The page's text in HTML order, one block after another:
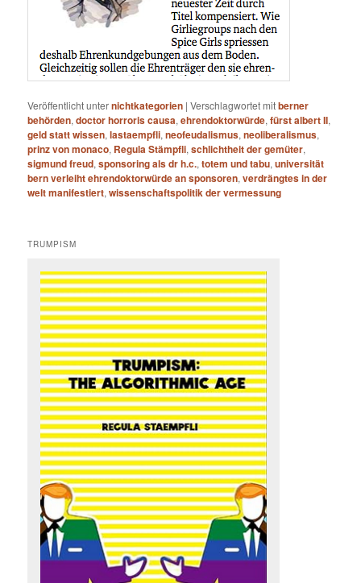
Veröffentlicht unternichtkategorien |Verschlagwortet mitberner
behörden,doctor horroris causa,ehrendoktorwürde,fürst albert II,
geld statt wissen,lastaempfli,neofeudalismus,neoliberalismus,
prinz von monaco, Regula Stämpfli,schlichtheit der gemüter,
sigmund freud,sponsoring als dr h.c.,totem und tabu,universität
bern verleiht ehrendoktorwürde an sponsoren,verdrängtes in der
welt manifestiert,wissenschaftspolitik der vermessung
TRUMPISM